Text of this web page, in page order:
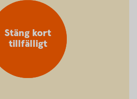
Stäng kort
tillfälligt